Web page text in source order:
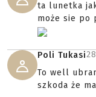
ta lunetka
może sie po
Poli Tukasi
To well
szkoda że